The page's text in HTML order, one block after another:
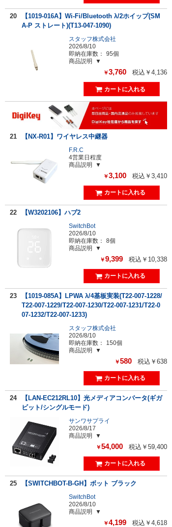
20
【1019-016A】Wi-Fi/Bluetooth λ/2ホイップ(SM
A-P ストレート)(T13-047-1090)
スタッフ株式会社
2026/8/10
即納在庫数：
95個
商品説明
￥3,760 税込￥4,136
21 【NX-R01】ワイヤレス中継器
F.R.C
4営業日程度
商品説明
￥3,100 税込￥3,410
22 【W3202106】ハブ2
SwitchBot
2026/8/10
即納在庫数：
8個
商品説明
￥9,399 税込￥10,338
23
【1019-085A】LPWA λ/4基板実装(T22-007-1228/
T22-007-1229/T22-007-1230/T22-007-1231/T22-0
07-1232/T22-007-1233)
スタッフ株式会社
2026/8/10
即納在庫数：
150個
商品説明
￥580 税込￥638
24
【LAN-EC212RL10】光メディアコンバータ(ギガ
ビット/シングルモード)
サンワサプライ
2026/8/17
商品説明
￥54,000 税込￥59,400
25 【SWITCHBOT-B-GH】ボット ブラック
SwitchBot
2026/8/10
商品説明
￥4,199 税込￥4,618